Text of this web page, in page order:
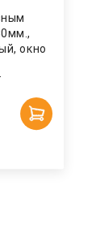
окно
уп.